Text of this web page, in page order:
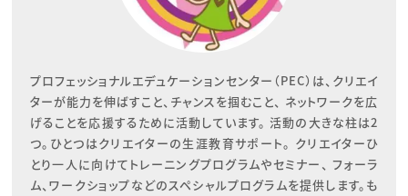
プロフェッショナルエデュケーションセンター（PEC）は、クリエイ
ターが能力を伸ばすこと、チャンスを掴むこと、 ネットワークを広
げることを応援するために活動しています。 活動の大きな柱は2
つ。ひとつはクリエイターの生涯教育サポート。 クリエイターひ
とり一人に向けてトレーニングプログラムやセミナー、 フォーラ
ム、ワークショップなどのスペシャルプログラムを提供します。も